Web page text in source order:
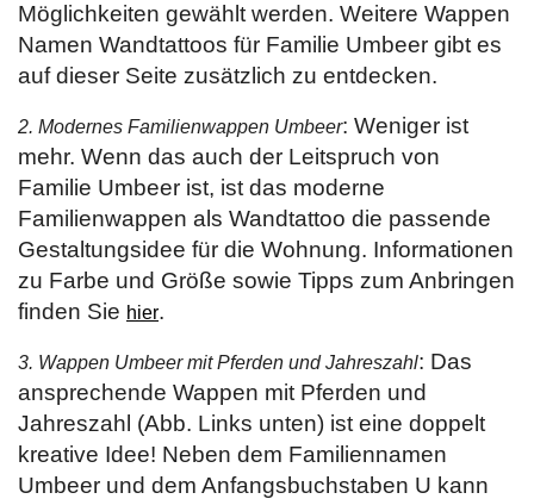
Möglichkeiten gewählt werden. Weitere Wappen
Namen Wandtattoos für Familie Umbeer gibt es
auf dieser Seite zusätzlich zu entdecken.
2. Modernes Familienwappen Umbeer: Weniger ist
mehr. Wenn das auch der Leitspruch von
Familie Umbeer ist, ist das moderne
Familienwappen als Wandtattoo die passende
Gestaltungsidee für die Wohnung. Informationen
zu Farbe und Größe sowie Tipps zum Anbringen
finden Sie hier.
3. Wappen Umbeer mit Pferden und Jahreszahl: Das
ansprechende Wappen mit Pferden und
Jahreszahl (Abb. Links unten) ist eine doppelt
kreative Idee! Neben dem Familiennamen
Umbeer und dem Anfangsbuchstaben U kann